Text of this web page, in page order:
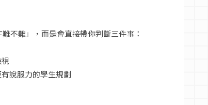
不難」，而是會直接帶你判斷三件事：
說服力的學生規劃